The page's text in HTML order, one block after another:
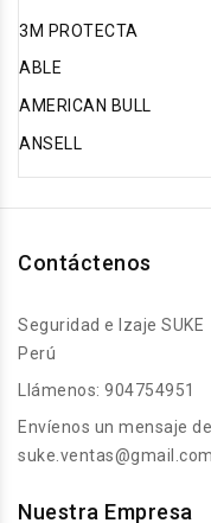
3M PROTECTA
ABLE
AMERICAN BULL
ANSELL
Contáctenos
Seguridad e Izaje SUKE
Perú
Llámenos: 904754951
Envíenos un mensaje
suke.ventas@gmail.com
Nuestra Empresa